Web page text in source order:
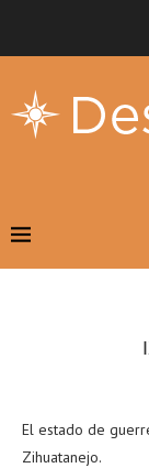
El estado de
Zihuatanejo.